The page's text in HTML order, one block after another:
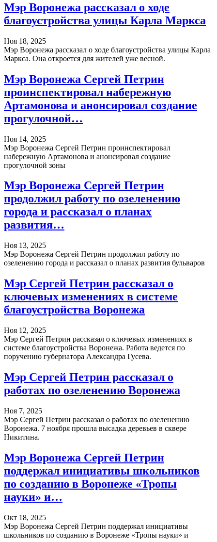
Мэр Воронежа рассказал о ходе
благоустройства улицы Карла Маркса
Ноя 18, 2025
Мэр Воронежа рассказал о ходе благоустройства улицы Карла
Маркса. Она откроется для жителей уже весной.
Мэр Воронежа Сергей Петрин
проинспектировал набережную
Артамонова и анонсировал создание
прогулочной…
Ноя 14, 2025
Мэр Воронежа Сергей Петрин проинспектировал
набережную Артамонова и анонсировал создание
прогулочной зоны
Мэр Воронежа Сергей Петрин
продолжил работу по озеленению
города и рассказал о планах
развития…
Ноя 13, 2025
Мэр Воронежа Сергей Петрин продолжил работу по
озеленению города и рассказал о планах развития бульваров
Мэр Сергей Петрин рассказал о
ключевых изменениях в системе
благоустройства Воронежа
Ноя 12, 2025
Мэр Сергей Петрин рассказал о ключевых изменениях в
системе благоустройства Воронежа. Работа ведется по
поручению губернатора Александра Гусева.
Мэр Сергей Петрин рассказал о
работах по озеленению Воронежа
Ноя 7, 2025
Мэр Сергей Петрин рассказал о работах по озеленению
Воронежа. 7 ноября прошла высадка деревьев в сквере
Никитина.
Мэр Воронежа Сергей Петрин
поддержал инициативы школьников
по созданию в Воронеже «Тропы
науки» и…
Окт 18, 2025
Мэр Воронежа Сергей Петрин поддержал инициативы
школьников по созданию в Воронеже «Тропы науки» и